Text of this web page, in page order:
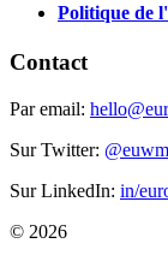
Politique de
Contact
Par email:
Sur Twitter: @euwm
Sur LinkedIn: in/
© 2026